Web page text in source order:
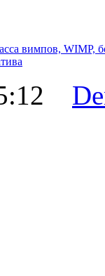
вимпов, WIMP,